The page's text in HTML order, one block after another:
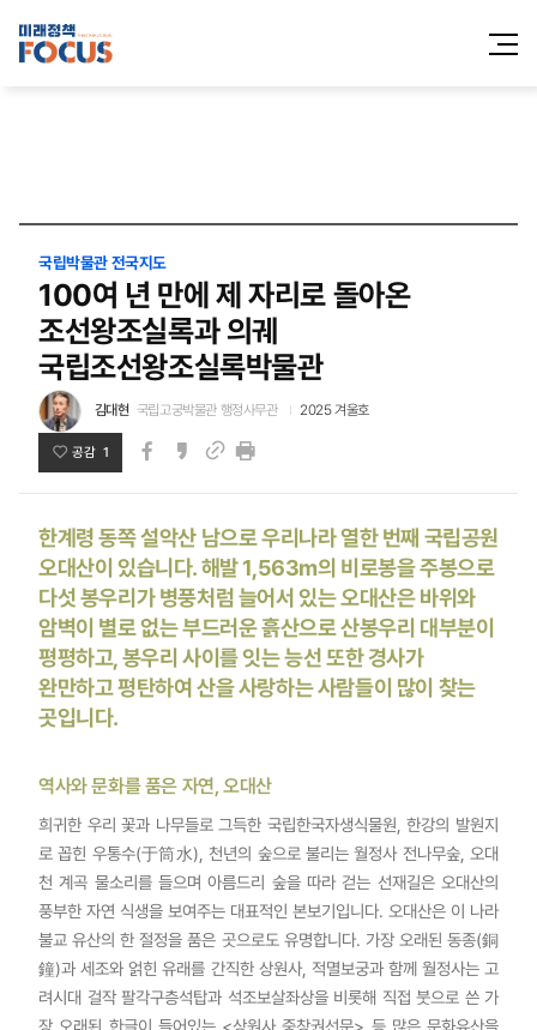
전체메
열기
국립박물관 전국지도
100여 년 만에 제 자리로 돌아온
조선왕조실록과 의궤
국립조선왕조실록박물관
김대현 국립고궁박물관 행정사무관 2025 겨울호
공감 1
한계령 동쪽 설악산 남으로 우리나라 열한 번째 국립공원
오대산이 있습니다. 해발 1,563m의 비로봉을 주봉으로
다섯 봉우리가 병풍처럼 늘어서 있는 오대산은 바위와
암벽이 별로 없는 부드러운 흙산으로 산봉우리 대부분이
평평하고, 봉우리 사이를 잇는 능선 또한 경사가
완만하고 평탄하여 산을 사랑하는 사람들이 많이 찾는
곳입니다.
역사와 문화를 품은 자연, 오대산
희귀한 우리 꽃과 나무들로 그득한 국립한국자생식물원, 한강의 발원지
로 꼽힌 우통수(于筒水), 천년의 숲으로 불리는 월정사 전나무숲, 오대
천 계곡 물소리를 들으며 아름드리 숲을 따라 걷는 선재길은 오대산의
풍부한 자연 식생을 보여주는 대표적인 본보기입니다. 오대산은 이 나라
불교 유산의 한 절정을 품은 곳으로도 유명합니다. 가장 오래된 동종(銅
鐘)과 세조와 얽힌 유래를 간직한 상원사, 적멸보궁과 함께 월정사는 고
려시대 걸작 팔각구층석탑과 석조보살좌상을 비롯해 직접 붓으로 쓴 가